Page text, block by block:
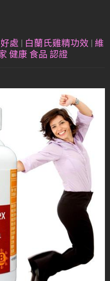
處 白蘭氏雞精功效
維
健康 食品 認證